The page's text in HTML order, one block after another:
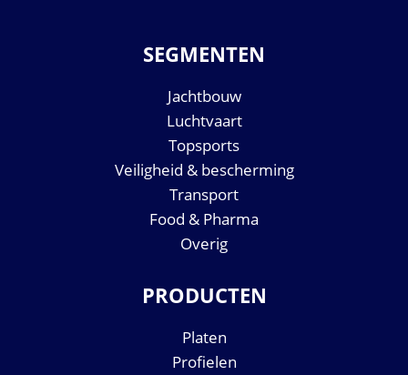
SEGMENTEN
Jachtbouw
Luchtvaart
Topsports
Veiligheid & bescherming
Transport
Food & Pharma
Overig
PRODUCTEN
Platen
Profielen